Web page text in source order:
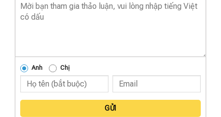
Anh Chị
GỬI